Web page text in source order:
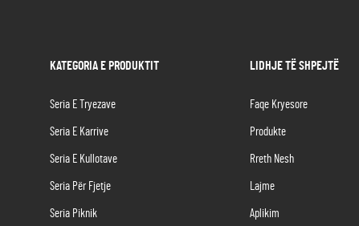
KATEGORIA E PRODUKTIT
Seria E Tryezave
Seria E Karrive
Seria E Kullotave
Seria Për Fjetje
Seria Piknik
LIDHJE TË SHPEJTË
Faqe Kryesore
Produkte
Rreth Nesh
Lajme
Aplikim